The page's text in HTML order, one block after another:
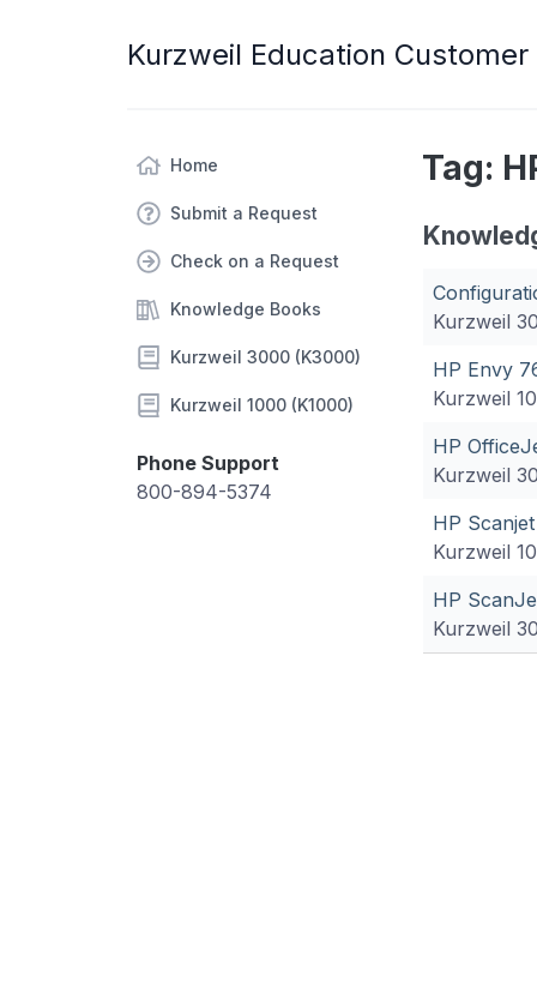
Kurzweil Education
Home
Submit a Request
Check on a Request
Knowledge Books
Kurzweil 3000 (K3000)
Kurzweil 1000 (K1000)
Phone Support
800-894-5374
Tag:
Kurzweil
HP Envy
Kurzweil
HP
Kurzweil
HP
Kurzweil
HP
Kurzweil